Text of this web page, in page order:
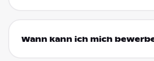
Wann kann ich mich